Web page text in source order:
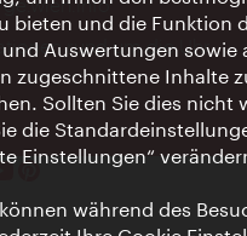
rund um die Uhr
bieten und die Funktion
und Auswertungen sowie
zugeschnittene Inhalte
Sollten Sie dies nicht
die
Einstellungen“
während des